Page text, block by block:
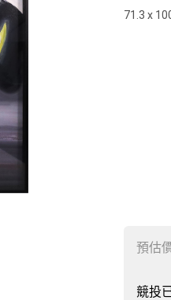
71.3 x
預估
競投